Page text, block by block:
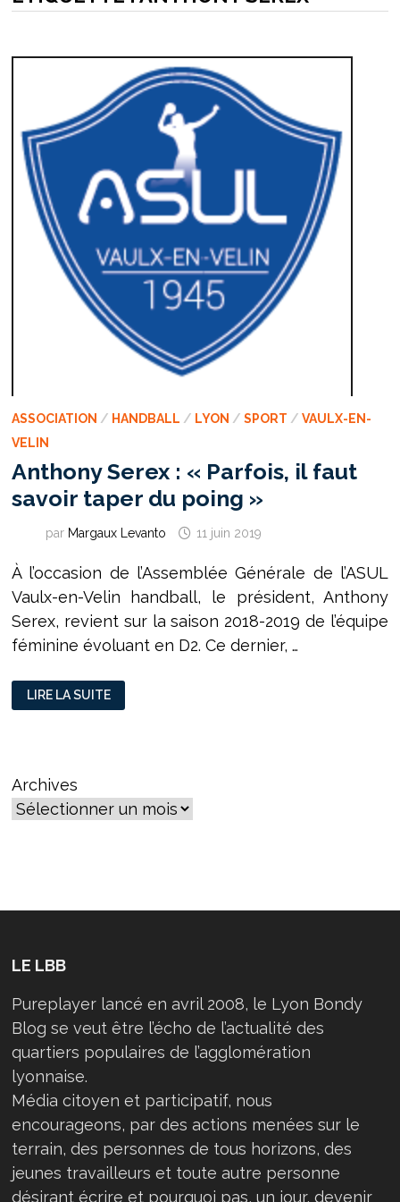
ASSOCIATION / HANDBALL / LYON / SPORT / VAULX-EN-
VELIN
Anthony Serex : « Parfois, il faut
savoir taper du poing »
par Margaux Levanto 11 juin 2019
À l’occasion de l’Assemblée Générale de l’ASUL
Vaulx-en-Velin handball, le président, Anthony
Serex, revient sur la saison 2018-2019 de l’équipe
féminine évoluant en D2. Ce dernier, …
ANTHONY
SEREX
:
TAPER
DU
POING
»
LIRE LA SUITE
Archives
LE LBB
Pureplayer lancé en avril 2008, le Lyon Bondy
Blog se veut être l’écho de l’actualité des
quartiers populaires de l’agglomération
lyonnaise.
Média citoyen et participatif, nous
encourageons, par des actions menées sur le
terrain, des personnes de tous horizons, des
jeunes travailleurs et toute autre personne
désirant écrire et pourquoi pas, un jour, devenir